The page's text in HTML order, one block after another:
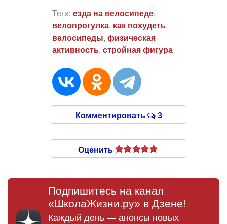
Теги: езда на велосипеде,
велопрогулка, как похудеть,
велосипеды, физическая
активность, стройная фигура
Комментировать 3
Оценить
Подпишитесь на канал
«ШколаЖизни.ру» в Дзене!
Каждый день — анонсы новых